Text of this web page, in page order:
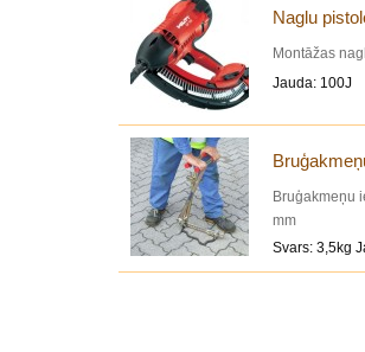
Naglu
Montāžas
Jauda: 100J
Bruģakmeņu
mm
Svars: 3,5kg